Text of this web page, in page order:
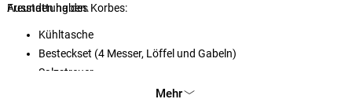
Freunden haben.
Ausstattung des Korbes:
Kühltasche
Besteckset (4 Messer, Löffel und Gabeln)
Salzstreuer
Mehr